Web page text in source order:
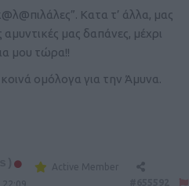
Κατα τ’ άλλα, μας
μας δαπάνες, μέχρι
μου τώρα!!
ομόλογα για την Άμυνα.
Active Member